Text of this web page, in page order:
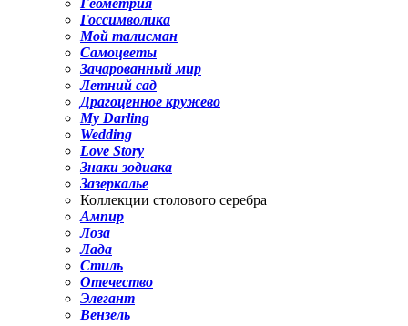
Геометрия
Госсимволика
Мой талисман
Самоцветы
Зачарованный мир
Летний сад
Драгоценное кружево
My Darling
Wedding
Love Story
Знаки зодиака
Зазеркалье
Коллекции столового серебра
Ампир
Лоза
Лада
Стиль
Отечество
Элегант
Вензель